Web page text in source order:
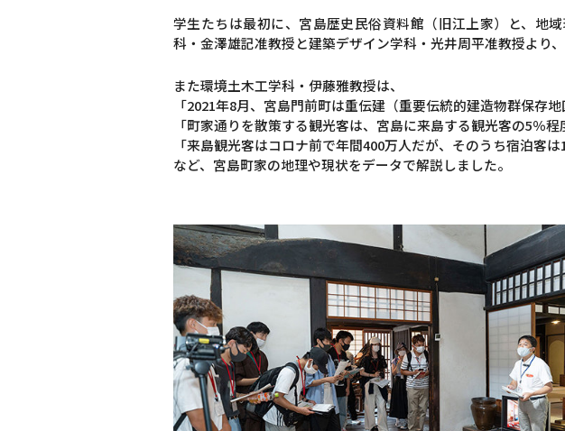
学生たちは最初に、宮島歴史民俗資料館（旧江上家）と、地
科・金澤雄記准教授と建築デザイン学科・光井周平准教授より
また環境土木工学科・伊藤雅教授は、
「2021年8月、宮島門前町は重伝建（重要伝統的建造物群保存地
「町家通りを散策する観光客は、宮島に来島する観光客の5％程
「来島観光客はコロナ前で年間400万人だが、そのうち宿泊客は
など、宮島町家の地理や現状をデータで解説しました。